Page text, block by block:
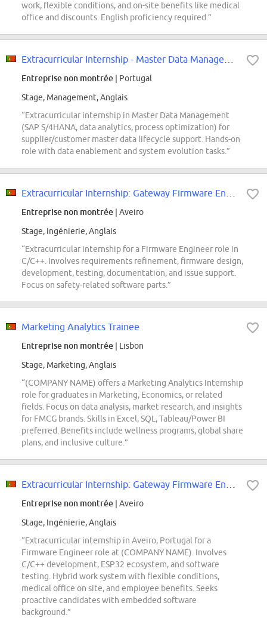
work, flexible conditions, and on-site benefits like medical
office and discounts. English proficiency required.”
Entreprise non montrée | Portugal
Stage, Management, Anglais
“Extracurricular internship in Master Data Management
(SAP S/4HANA, data analytics, process optimization) for
supplier/customer master data lifecycle support. Hands-on
role with data enablement and system evolution tasks.”
Entreprise non montrée | Aveiro
Stage, Ingénierie, Anglais
“Extracurricular internship for a Firmware Engineer role in
C/C++. Involves requirements refinement, firmware design,
development, testing, documentation, and issue support.
Focus on safety-related software parts.”
Marketing Analytics Trainee
Entreprise non montrée | Lisbon
Stage, Marketing, Anglais
“(COMPANY NAME) offers a Marketing Analytics Internship
role for graduates in Marketing, Economics, or related
fields. Focus on data analysis, market research, and insights
for FMCG brands. Skills in Excel, SQL, Tableau/Power BI
preferred. Benefits include wellness programs, global share
plans, and inclusive culture.”
Entreprise non montrée | Aveiro
Stage, Ingénierie, Anglais
“Extracurricular internship in Aveiro, Portugal for a
Firmware Engineer role at (COMPANY NAME). Involves
C/C++ development, ESP32 ecosystem, and software
testing. Hybrid work system with flexible conditions,
medical office on site, and employee benefits. Seeks
proactive candidates with embedded software
background.”